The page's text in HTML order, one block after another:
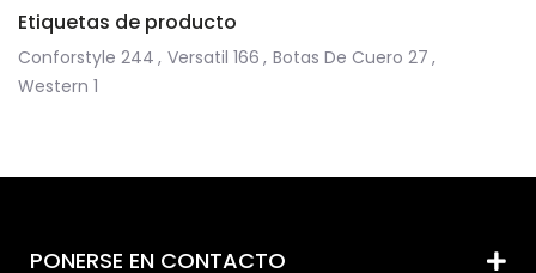
Etiquetas de producto
Conforstyle 244 , Versatil 166 , Botas De Cuero 27 ,
Western 1
PONERSE EN CONTACTO